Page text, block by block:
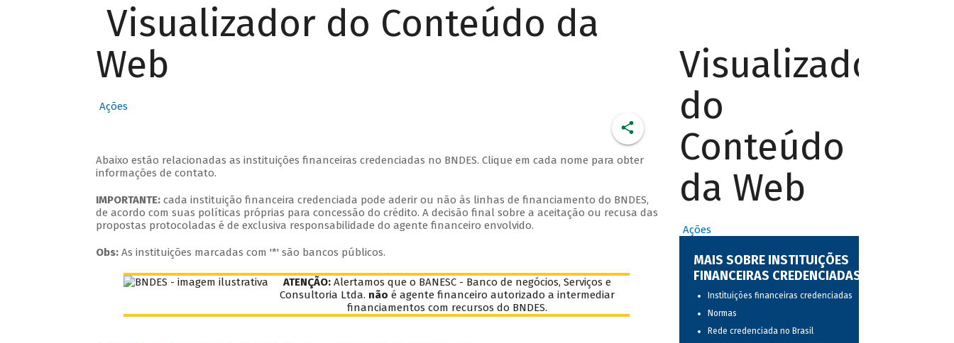
Visualizador do Conteúdo da
Web
Ações
Abaixo estão relacionadas as instituições financeiras credenciadas no BNDES. Clique em cada nome para obter
informações de contato.
IMPORTANTE: cada instituição financeira credenciada pode aderir ou não às linhas de financiamento do BNDES,
de acordo com suas políticas próprias para concessão do crédito. A decisão final sobre a aceitação ou recusa das
propostas protocoladas é de exclusiva responsabilidade do agente financeiro envolvido.
Obs: As instituições marcadas com '*' são bancos públicos.
ATENÇÃO: Alertamos que o BANESC - Banco de negócios, Serviços e
Consultoria Ltda. não é agente financeiro autorizado a intermediar
financiamentos com recursos do BNDES.
Visualizador
do
Conteúdo
da Web
Ações
MAIS SOBRE INSTITUIÇÕES
FINANCEIRAS CREDENCIADAS
Instituições financeiras credenciadas
Normas
Rede credenciada no Brasil